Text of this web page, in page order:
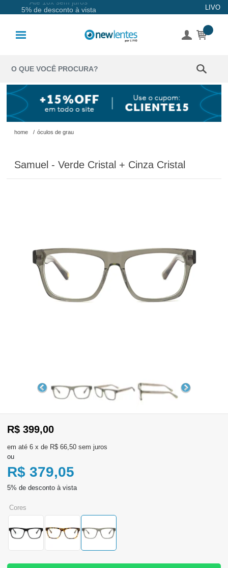
5% de desconto à vista
Até 10x sem juros LIVO
Coloridas
Solução
Óculos de
Óculos de
Grau
Consultar
Pedidos
Recompra
aqui
Registre-
se
home / óculos de grau
Samuel - Verde Cristal + Cinza Cristal
R$ 399,00
6 x de R$ 66,50 sem juros
ou
R$ 379,05
cores